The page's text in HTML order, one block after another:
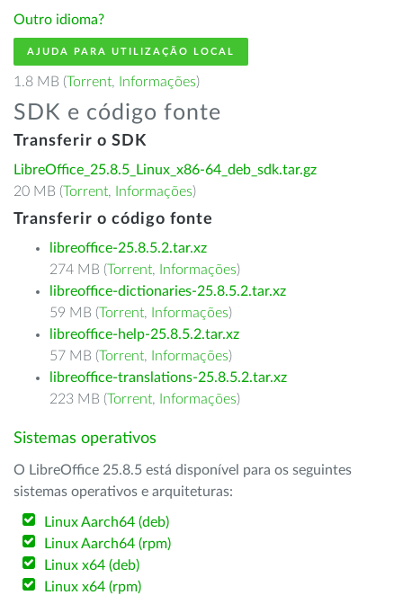
Outro idioma?
AJUDA PARA UTILIZAÇÃO LOCAL
1.8 MB (Torrent, Informações)
SDK e código fonte
Transferir o SDK
LibreOffice_25.8.5_Linux_x86-64_deb_sdk.tar.gz
20 MB (Torrent, Informações)
Transferir o código fonte
libreoffice-25.8.5.2.tar.xz
274 MB (Torrent, Informações)
libreoffice-dictionaries-25.8.5.2.tar.xz
59 MB (Torrent, Informações)
libreoffice-help-25.8.5.2.tar.xz
57 MB (Torrent, Informações)
libreoffice-translations-25.8.5.2.tar.xz
223 MB (Torrent, Informações)
Sistemas operativos
O LibreOffice 25.8.5 está disponível para os seguintes
sistemas operativos e arquiteturas:
Linux Aarch64 (deb)
Linux Aarch64 (rpm)
Linux x64 (deb)
Linux x64 (rpm)